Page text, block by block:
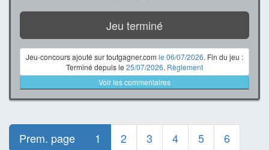
Jeu terminé
Jeu-concours ajouté sur toutgagner.com le 06/07/2026. Fin du jeu :
Terminé depuis le 25/07/2026. Règlement
Voir les commentaires
Prem. page 1 2 3 4 5
6